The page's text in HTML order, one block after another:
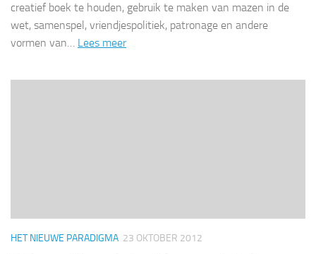
creatief boek te houden, gebruik te maken van mazen in de
wet, samenspel, vriendjespolitiek, patronage en andere
vormen van… Lees meer
HET NIEUWE PARADIGMA 23 OKTOBER 2012